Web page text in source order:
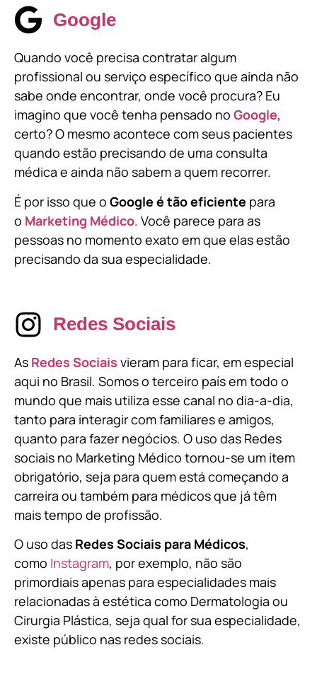
Google
Quando você precisa contratar algum
profissional ou serviço específico que ainda não
sabe onde encontrar, onde você procura? Eu
imagino que você tenha pensado no Google,
certo? O mesmo acontece com seus pacientes
quando estão precisando de uma consulta
médica e ainda não sabem a quem recorrer.
É por isso que o Google é tão eficiente para
o Marketing Médico. Você parece para as
pessoas no momento exato em que elas estão
precisando da sua especialidade.
Redes Sociais
As Redes Sociais vieram para ficar, em especial
aqui no Brasil. Somos o terceiro país em todo o
mundo que mais utiliza esse canal no dia-a-dia,
tanto para interagir com familiares e amigos,
quanto para fazer negócios. O uso das Redes
sociais no Marketing Médico tornou-se um item
obrigatório, seja para quem está começando a
carreira ou também para médicos que já têm
mais tempo de profissão.
O uso das Redes Sociais para Médicos,
como Instagram, por exemplo, não são
primordiais apenas para especialidades mais
relacionadas à estética como Dermatologia ou
Cirurgia Plástica, seja qual for sua especialidade,
existe público nas redes sociais.